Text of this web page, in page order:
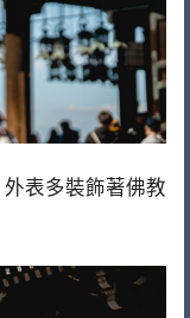
表多裝飾著佛教